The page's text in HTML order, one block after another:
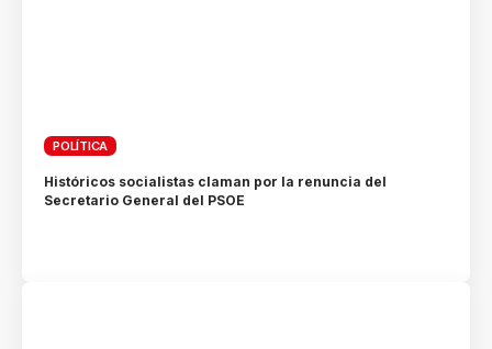
POLÍTICA
Históricos socialistas claman por la renuncia del
Secretario General del PSOE